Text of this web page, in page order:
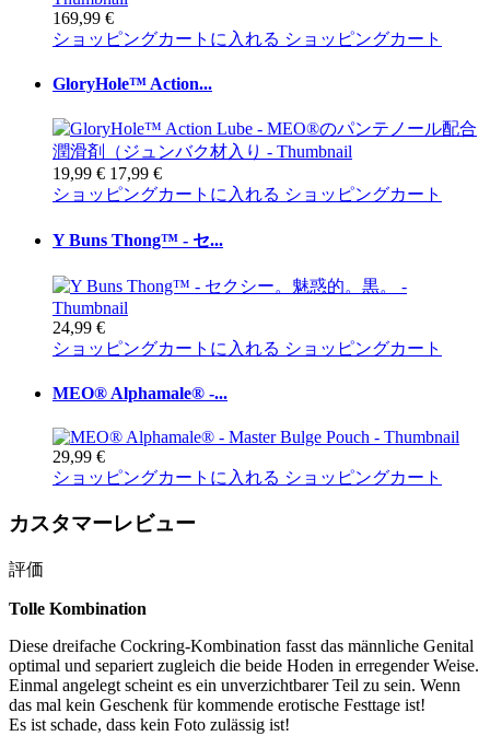
169,99 €
ショッピングカートに入れる ショッピングカート
GloryHole™ Action...
19,99 € 17,99 €
ショッピングカートに入れる ショッピングカート
Y Buns Thong™ - セ...
24,99 €
ショッピングカートに入れる ショッピングカート
MEO® Alphamale® -...
29,99 €
ショッピングカートに入れる ショッピングカート
カスタマーレビュー
評価
Tolle Kombination
Diese dreifache Cockring-Kombination fasst das männliche Genital
optimal und separiert zugleich die beide Hoden in erregender Weise.
Einmal angelegt scheint es ein unverzichtbarer Teil zu sein. Wenn
das mal kein Geschenk für kommende erotische Festtage ist!
Es ist schade, dass kein Foto zulässig ist!